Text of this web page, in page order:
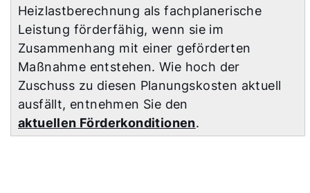
Heizlastberechnung als fachplanerische
Leistung förderfähig, wenn sie im
Zusammenhang mit einer geförderten
Maßnahme entstehen. Wie hoch der
Zuschuss zu diesen Planungskosten aktuell
ausfällt, entnehmen Sie den
aktuellen Förderkonditionen.